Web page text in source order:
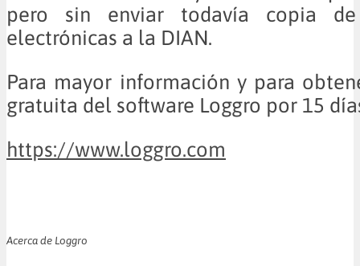
pero sin enviar todavía copia
electrónicas a la DIAN.
Para mayor información y para
gratuita del software Loggro por 15
https://www.loggro.com
Acerca de Loggro